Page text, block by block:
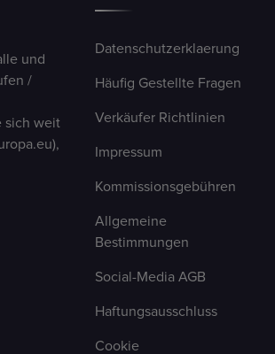
und
/
sich weit
Datenschutzerklaerung
Häufig Gestellte Fragen
Verkäufer Richtlinien
Impressum
Kommissionsgebühren
Allgemeine
Bestimmungen
Social-Media AGB
Haftungsausschluss
Cookie